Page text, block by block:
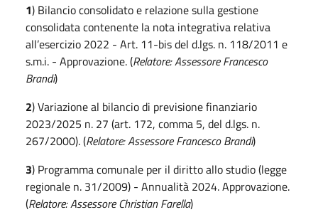
1) Bilancio consolidato e relazione sulla gestione
consolidata contenente la nota integrativa relativa
all’esercizio 2022 - Art. 11-bis del d.lgs. n. 118/2011 e
s.m.i. - Approvazione. (Relatore: Assessore Francesco
Brandi)
2) Variazione al bilancio di previsione finanziario
2023/2025 n. 27 (art. 172, comma 5, del d.lgs. n.
267/2000). (Relatore: Assessore Francesco Brandi)
3) Programma comunale per il diritto allo studio (legge
regionale n. 31/2009) - Annualità 2024. Approvazione.
(Relatore: Assessore Christian Farella)